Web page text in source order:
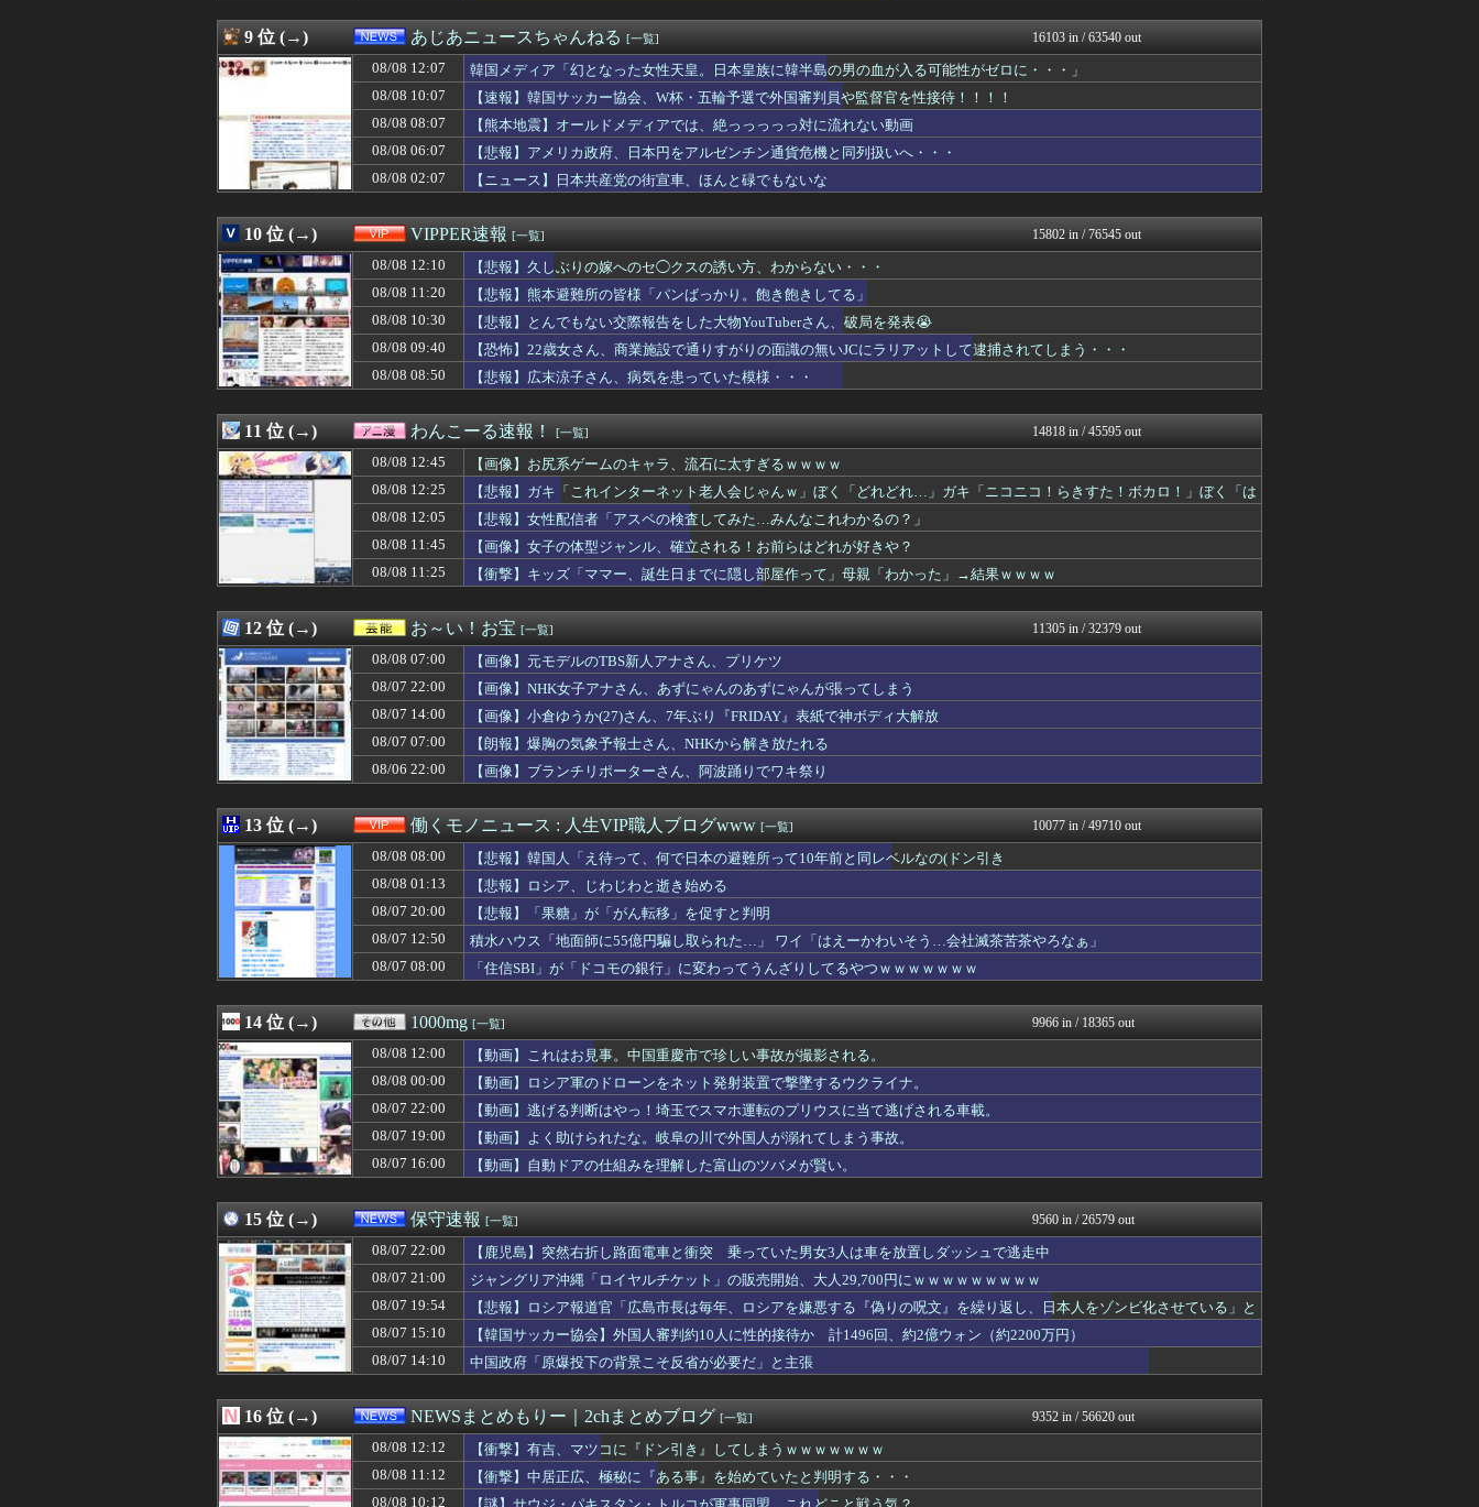
08/08 12:01
ドジャース・佐々木朗希、5回まで2失点の力投
なんじぇいスタジアム＠なん...
08/08 12:01
保健師「まずは社食で大盛り頼むの辞めてみます？」 ワイ「…食っちゃいけないも...
凹凸ちゃんねる 発達障害・...
08/08 12:01
AmazonのアツさMax！心も踊る「マンガ毎週末セール（50%還元）」2日目...
PCパーツまとめ
【遊戯王OCG】ドミナスパージちゃんがモンスター化！？
寺田心さん(18)、筋トレした結果無事かわいくなる
なんJ PRIDE
08/08 12:01
【ウマ娘】トプロ飯、久々に見たな…
08/08 12:01
AmazonのアツさMax！心も踊る「マンガ毎週末セール（50%還元）」2日目...
08/08 12:00
【グラブル】ドライブバーストが初めて映像化された時の衝撃
ミニゴブ速報 ～グラブルま...
08/08 12:00
【プッチーのお引っ越し】ウルトラマンテオ 第６話 感想まとめ
ヒーローNEWS
08/08 12:00
【2/2】普段は子煩悩だけどキレると周りが見えなくなる夫が怖くなってきた。これ...
修羅の華-家庭・生活まとめ
08/08 12:00
【ラブライブ！】【悲報】この９連休、ラブライブイベントなし…？？
コンテンツ・声優 | ラブ...
08/08 12:00
【動画】これはお見事。中国重慶市で珍しい事故が撮影される。
08/08 12:00
「今晩はパン1個で我慢するよ」〈年金月17万円・74歳男性〉物価高で変わった当...
08/08 12:00
嫁が実家に帰って早二月。一月も一緒に暮らしてないまま別居生活
気団談
08/08 12:00
【FGO】絆16のメリットが全然出てこないけど、普通に石がハチャメチャに貰える...
08/08 12:00
【まどドラ】IMAX上映ってなんなの
まどドラまとめ速報 魔法少...
08/08 12:00
世界のケイスケ・ホンダ「ラーメン700円は安すぎる！2000円にするべき」
ラーメン速報｜2chまとめ...
08/08 12:00
【悲報】ちいかわ作者さん、総額30億超の大豪邸を建てるｗｗｗｗｗｗｗｗｗｗｗｗ...
ニュース30over
08/08 12:00
ジャンプが最も売れた1995年新年3・4合併号に載ってる作品リストｗｗｗｗｗ
ああ言えばForYou
08/08 12:00
【悲報】L東京喰種で過去最低記録を更新したった…
スロ板-RUSH
08/08 12:00
【画像】抜けるヱロアニメ教えてｗｗｗｗｗ
08/08 12:00
【東方】畜生界のヤクザ相手に何したの蓮子ちゃん…
2ch東方スレ観測所
08/08 12:00
【後編】フードコートで鉢合わせした託児ママに「食べている間でいいから」と子供を...
修羅場ライフ速報
08/08 12:00
再婚したことを仕事関係者に2～3年隠したいという夫。理由を聞いたら『世間体が悪...
【にじさんじ】七瀬、動物園でアシカに水をかけられビショビショに→たまこ爆笑
暇やから近くの山に探検するぜ
08/08 12:00
トッモ「バイク買ったわ！見てやこれ！」ワイ「これスクーターじゃん…」
バイク速報
08/08 12:00
【画像】作り上げたデカ乳デカケツを晒す声優wwwwwwww
キニ速
08/08 12:00
【艦これ】なんだろう、なんか火力足りんのよな
艦これ速報 艦隊これくしょ...
08/08 12:00
【競馬】ボンドガールが引退、繁殖入り 18戦1勝 重賞2着7回
08/08 12:00
アマゾン売り上げ１位のスポットクーラーを 安く買った 今日設置する 予定だが多...
08/08 12:00
【話題】不倫したらダメなのに、なぜか不倫するドラマが流行る理由がコチラ・・・・
ミーハー総研（ミーハー総合...
08/08 12:00
イーロン・マスク←世界一の金持ちなのになんかあんまり「羨ましい」と感じない理由
投資ちゃんねる
08/08 12:00
「非常に残念」高市総理と面会決定も…発言不可、握手のみ 8月9日長崎の被爆体験...
08/08 12:00
海外「日本がまたアジアで唯一『世界住みやすさ指数』トップ10の都市がある国とな...
08/08 12:00
【アイマス】何故か怒っているやよいのご機嫌を直す方法
それからの出来事() アイ...
08/08 12:00
賀喜遥香さんのガッチガチになった顔、大変なことになってるって...
乃木通 乃木坂46櫻坂46...
08/08 12:00
DAZN サッカーW杯で加入者数5倍に 視聴者数は6700万人 総視聴数も4億...
footballnet【サ...
08/08 12:00
「優しい男はモテない」って、正しくは「優しさ以外にセールスポイントのない男がモ...
08/08 12:00
「あなたは一生働くけど、私は家にいればいいの」毎日言われた20歳がついに返した...
08/08 12:00
海外「こうなると分かってたら、お前は産まなかった」親に言われた一言が何十年も消...
Ask Reddit まと...
08/08 12:00
『スーパーダンガンロンパ2×2』少なくとも此方の予想に対する逆張りしてくる事は...
けおけお速報
08/08 12:00
韓国人「チャン・ギハとユン・ガイ、18歳差を乗り越え熱愛を認める」→「羨ましい...
韓国ニュース反応まとめ
08/08 12:00
【衝撃】韓国人「日本の弁当屋の貼り紙、最後の一行がずるい」
08/08 12:00
海外ゲイコミュニティ「日本のゲイAV、この素人イケメン何者点？」⇒ 話題の動画...
ポッカキット
08/08 12:00
「経営の神様」の水道哲学、ネタ元は宗教団体の無償労働だった
ネトウヨにゅーす
08/08 11:59
【MSV】シン・マツナガスレ、これで24歳は無理あるだろ…
ガンダムブログ（情報戦仕様...
08/08 11:57
【日向坂46】女性アイドル大決戦... 坂道vsカワラボvsスタダvsハロプロ...
日向坂46まとめもり～
08/08 11:56
昨日のE-楽天のサヨナラエラーwwwwwwwwwwwwwwwwwwwwwwww...
08/08 11:56
ロッテ小島和哉(30) 13試合 4勝6敗 防御率3.41←今オフFA
08/08 11:55
【ハマスタバトル】佐伯解説員、ディアーナ4連敗を予想して、ブルーウォーカー太田...
ベイスターズNEWS
08/08 11:55
わいせつな行為疑いで逮捕 エジプト国籍の男性を不起訴処分 鳥取地検 [8/8]
国難にあってもの申す！！
08/08 11:51
イタリアのレジェンドってポンコツばっかだな…
08/08 11:50
【海外の反応】トヨタセリカはクールで信頼性が高く、運転が楽しいスポーツカーだっ...
08/08 11:50
【櫻坂46】16thシングル、坂道グループのスケジュールを見ると...
櫻坂46まとめもり～
08/08 11:50
路上駐車経験率が過去最少の21%へ低下！タイムズ会員にアンケート ゆめ痛 -自動車まとめブロ...
9 位 (→) あじあニュースちゃんねる [一覧] 16103 in / 63540 out
08/08 12:07
韓国メディア「幻となった女性天皇。日本皇族に韓半島の男の血が入る可能性がゼロに・・・」
08/08 10:07
【速報】韓国サッカー協会、W杯・五輪予選で外国審判員や監督官を性接待！！！！
08/08 08:07
【熊本地震】オールドメディアでは、絶っっっっっ対に流れない動画
08/08 06:07
【悲報】アメリカ政府、日本円をアルゼンチン通貨危機と同列扱いへ・・・
08/08 02:07
【ニュース】日本共産党の街宣車、ほんと碌でもないな
10 位 (→) VIPPER速報 [一覧] 15802 in / 76545 out
08/08 12:10
【悲報】久しぶりの嫁へのセ◯クスの誘い方、わからない・・・
08/08 11:20
【悲報】熊本避難所の皆様「パンばっかり。飽き飽きしてる」
08/08 10:30
【悲報】とんでもない交際報告をした大物YouTuberさん、破局を発表😭
08/08 09:40
【恐怖】22歳女さん、商業施設で通りすがりの面識の無いJCにラリアットして逮捕されてしまう・・・
08/08 08:50
【悲報】広末涼子さん、病気を患っていた模様・・・
11 位 (→) わんこーる速報！ [一覧] 14818 in / 45595 out
08/08 12:45
【画像】お尻系ゲームのキャラ、流石に太すぎるｗｗｗｗ
08/08 12:25
【悲報】ガキ「これインターネット老人会じゃんｗ」ぼく「どれどれ…」ガキ「ニコニコ！らきすた！ボカロ！」ぼく「は
ぁ…」
08/08 12:05
【悲報】女性配信者「アスペの検査してみた…みんなこれわかるの？」
08/08 11:45
【画像】女子の体型ジャンル、確立される！お前らはどれが好きや？
08/08 11:25
【衝撃】キッズ「ママー、誕生日までに隠し部屋作って」母親「わかった」→結果ｗｗｗｗ
12 位 (→) お～い！お宝 [一覧] 11305 in / 32379 out
08/08 07:00
【画像】元モデルのTBS新人アナさん、プリケツ
08/07 22:00
【画像】NHK女子アナさん、あずにゃんのあずにゃんが張ってしまう
08/07 14:00
【画像】小倉ゆうか(27)さん、7年ぶり『FRIDAY』表紙で神ボディ大解放
08/07 07:00
【朗報】爆胸の気象予報士さん、NHKから解き放たれる
08/06 22:00
【画像】ブランチリポーターさん、阿波踊りでワキ祭り
13 位 (→) 働くモノニュース : 人生VIP職人ブログwww [一覧] 10077 in / 49710 out
08/08 08:00
【悲報】韓国人「え待って、何で日本の避難所って10年前と同レベルなの(ドン引き
08/08 01:13
【悲報】ロシア、じわじわと逝き始める
08/07 20:00
【悲報】「果糖」が「がん転移」を促すと判明
08/07 12:50
積水ハウス「地面師に55億円騙し取られた…」 ワイ「はえーかわいそう…会社滅茶苦茶やろなぁ」
08/07 08:00
「住信SBI」が「ドコモの銀行」に変わってうんざりしてるやつｗｗｗｗｗｗｗ
14 位 (→) 1000mg [一覧] 9966 in / 18365 out
08/08 12:00
【動画】これはお見事。中国重慶市で珍しい事故が撮影される。
08/08 00:00
【動画】ロシア軍のドローンをネット発射装置で撃墜するウクライナ。
08/07 22:00
【動画】逃げる判断はやっ！埼玉でスマホ運転のプリウスに当て逃げされる車載。
08/07 19:00
【動画】よく助けられたな。岐阜の川で外国人が溺れてしまう事故。
08/07 16:00
【動画】自動ドアの仕組みを理解した富山のツバメが賢い。
15 位 (→) 保守速報 [一覧] 9560 in / 26579 out
08/07 22:00
【鹿児島】突然右折し路面電車と衝突 乗っていた男女3人は車を放置しダッシュで逃走中
08/07 21:00
ジャングリア沖縄「ロイヤルチケット」の販売開始、大人29,700円にｗｗｗｗｗｗｗｗｗ
08/07 19:54
【悲報】ロシア報道官「広島市長は毎年、ロシアを嫌悪する『偽りの呪文』を繰り返し、日本人をゾンビ化させている」と
主張
08/07 15:10
【韓国サッカー協会】外国人審判約10人に性的接待か 計1496回、約2億ウォン（約2200万円）
08/07 14:10
中国政府「原爆投下の背景こそ反省が必要だ」と主張
16 位 (→) NEWSまとめもりー｜2chまとめブログ [一覧] 9352 in / 56620 out
08/08 12:12
【衝撃】有吉、マツコに『ドン引き』してしまうｗｗｗｗｗｗｗ
08/08 11:12
【衝撃】中居正広、極秘に『ある事』を始めていたと判明する・・・
08/08 10:12